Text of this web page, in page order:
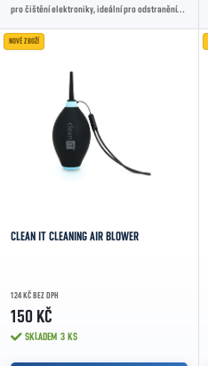
pro čištění elektroniky, ideální pro odstranění
NOVÉ ZBOŽÍ
CLEAN IT CLEANING AIR BLOWER
124 KČ BEZ DPH
150 KČ
SKLADEM 3 KS